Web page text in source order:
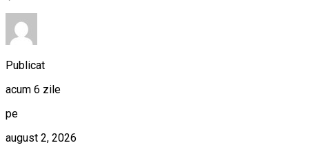
Publicat
acum 6 zile
pe
august 2, 2026